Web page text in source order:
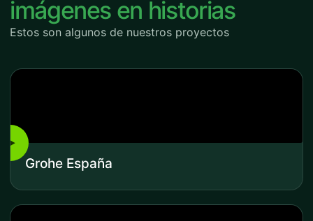
imágenes en historias
Estos son algunos de nuestros proyectos
▶
Grohe España